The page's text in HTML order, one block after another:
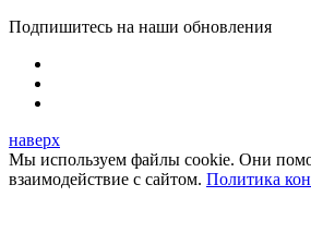
Подпишитесь на наши обновления
наверх
Мы используем файлы cookie. Они
взаимодействие с сайтом. Политика